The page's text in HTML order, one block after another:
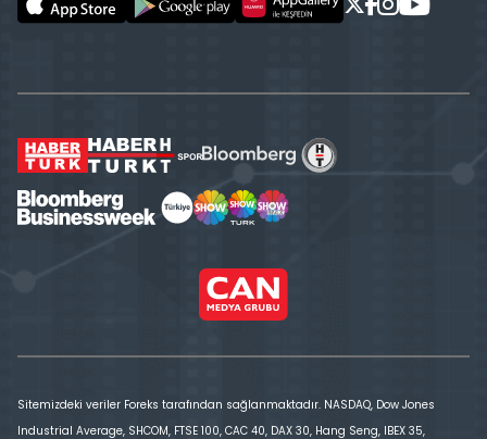
Sitemizdeki veriler Foreks tarafından sağlanmaktadır. NASDAQ, Dow Jones
Industrial Average, SHCOM, FTSE 100, CAC 40, DAX 30, Hang Seng, IBEX 35,